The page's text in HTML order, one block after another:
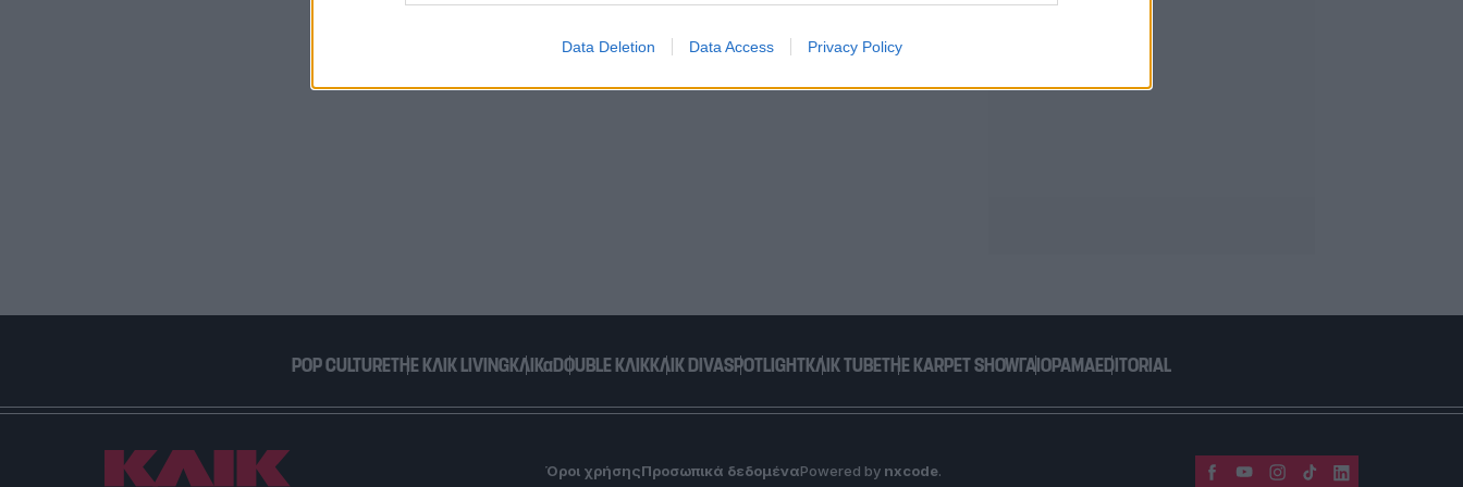
web or device identifiers in apps.
I want to allow Google to enable storage related to functionality of the website
Data Deletion Data Access Privacy Policy
POP CULTURETHE ΚΛΙΚ LIVINGΚΛΙΚαDOUBLE ΚΛΙΚΚΛΙΚ DIVASPOTLIGHTΚΛΙΚ TUBETHE KARPET SHOWΓΑΙΟΡΑΜΑEDITORIAL
Όροι χρήσηςΠροσωπικά δεδομέναPowered by nxcode.